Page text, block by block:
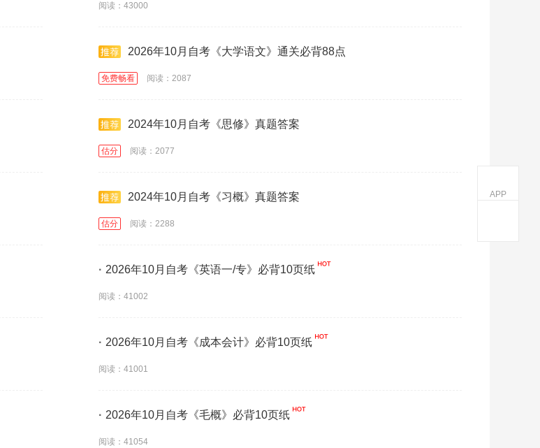
阅读：43000
2026年10月自考《大学语文》通关必背88点
免费畅看 阅读：2087
2024年10月自考《思修》真题答案
估分 阅读：2077
2024年10月自考《习概》真题答案
估分 阅读：2288
· 2026年10月自考《英语一/专》必背10页纸
阅读：41002
· 2026年10月自考《成本会计》必背10页纸
阅读：41001
· 2026年10月自考《毛概》必背10页纸
阅读：41054
APP